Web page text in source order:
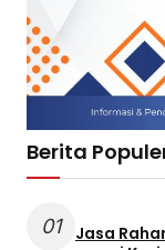
Berita
01
Jasa